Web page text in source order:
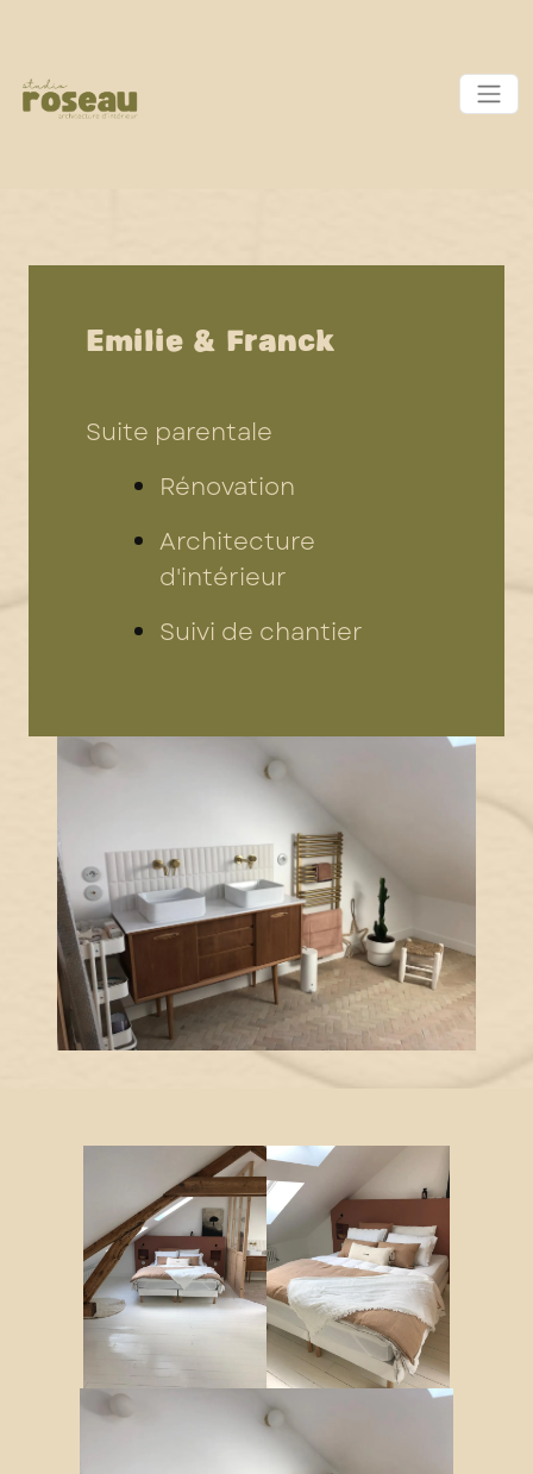
Emilie & Franck
Suite parentale
Rénovation
Architecture
d'intérieur
Suivi de chantier